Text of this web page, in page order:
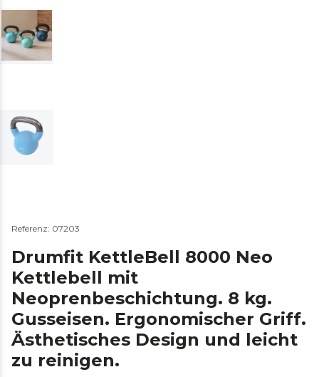
Referenz: 07203
Drumfit KettleBell 8000 Neo
Kettlebell mit
Neoprenbeschichtung. 8 kg.
Gusseisen. Ergonomischer Griff.
Ästhetisches Design und leicht
zu reinigen.